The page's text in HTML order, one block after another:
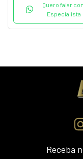
Quero falar
Especialista
Receba